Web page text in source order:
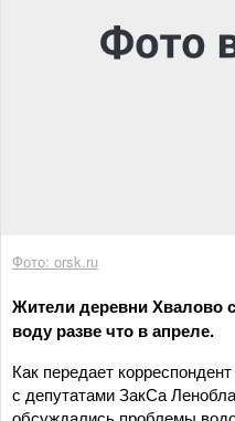
Фото: orsk.ru
Жители деревни Хвалово
воду разве что в апреле.
Как передает
с депутатами ЗакСа